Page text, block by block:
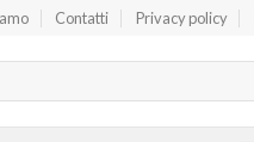
Contatti Privacy policy